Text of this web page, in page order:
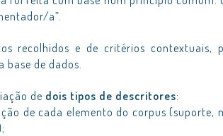
a”.
recolhidos e de critérios contextuais,
base de dados.
de dois tipos de descritores:
de cada elemento do corpus